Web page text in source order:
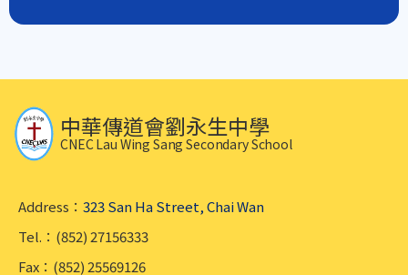
中華傳道會劉永生中學
CNEC Lau Wing Sang Secondary School
Address： 323 San Ha Street, Chai Wan
Tel.：(852) 27156333
Fax：(852) 25569126